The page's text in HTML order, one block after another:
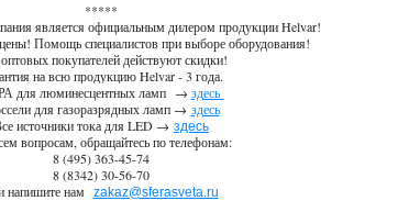
*****
является официальным дилером продукции Helvar!
Помощь специалистов при выборе оборудования!
покупателей действуют скидки!
на всю продукцию Helvar - 3 года.
для люминесцентных ламп→ здесь
для газоразрядных ламп → здесь
источники тока для LED → здесь
вопросам, обращайтесь по телефонам:
8 (495) 363-45-74
8 (8342) 30-56-70
напишите нам zakaz@sferasveta.ru